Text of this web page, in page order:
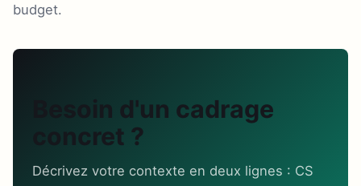
budget.
Besoin d'un cadrage
concret ?
Décrivez votre contexte en deux lignes : CS